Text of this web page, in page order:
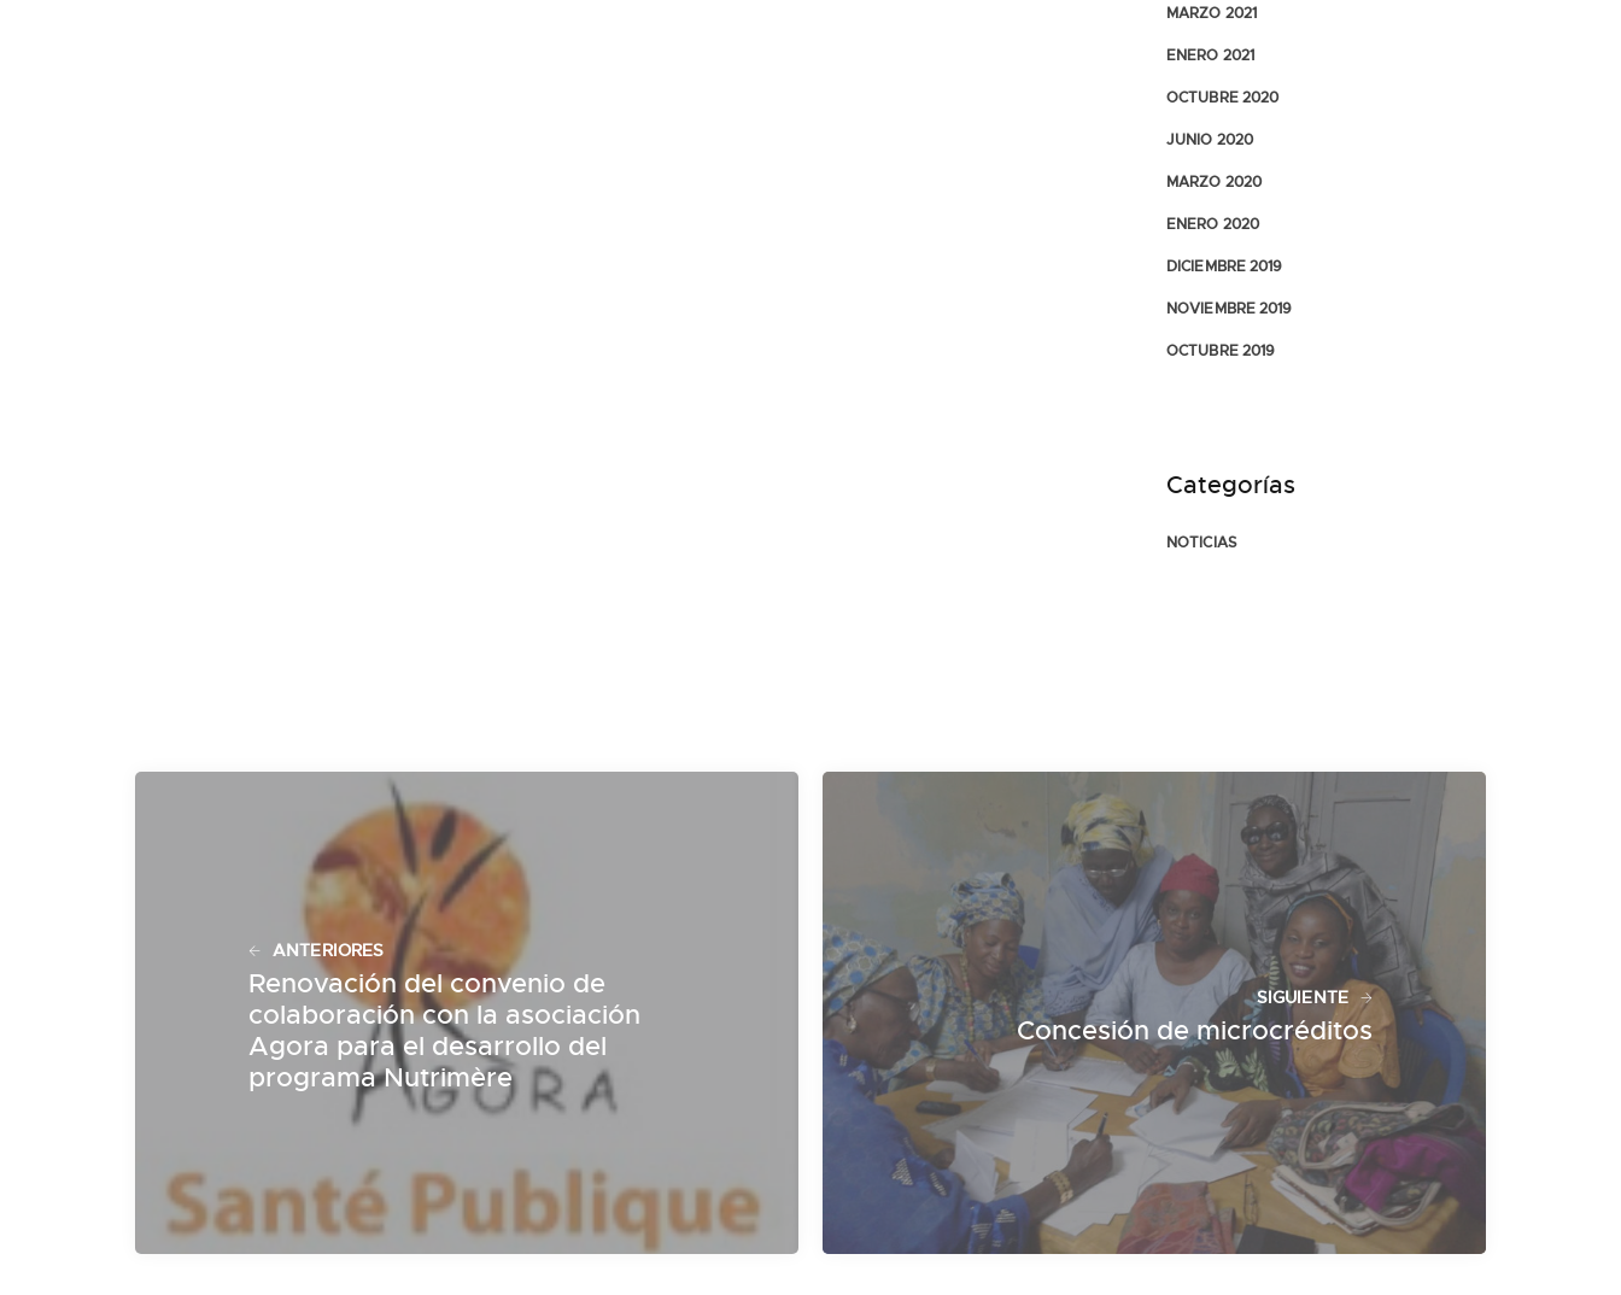
MARZO 2021
ENERO 2021
OCTUBRE 2020
JUNIO 2020
MARZO 2020
ENERO 2020
DICIEMBRE 2019
NOVIEMBRE 2019
OCTUBRE 2019
Categorías
NOTICIAS
ANTERIORES
Renovación del convenio de
colaboración con la asociación
Agora para el desarrollo del
programa Nutrimère
SIGUIENTE
Concesión de microcréditos